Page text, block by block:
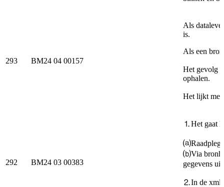
293 BM24 04 00157
Als
is.
Als een
Het gevolg
ophalen.
Het lijkt me
292 BM24 03 00383
⒈Het gaat
⒝Via
gegevens
⒉In de xml